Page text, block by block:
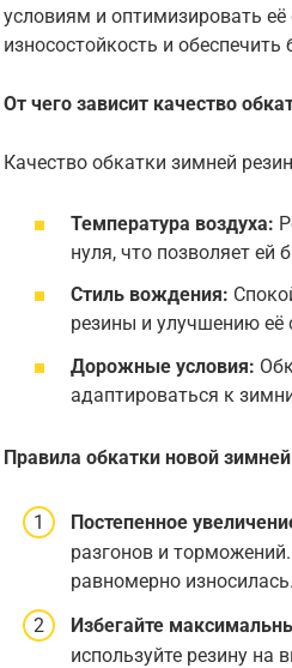
условиям и оптимизировать
износостойкость и
От чего зависит качество
Качество обкатки зимней
Температура воздуха:
нуля, что позволяет ей
Стиль вождения:
резины и улучшению её
Дорожные условия:
адаптироваться к
Правила обкатки новой
Постепенное
разгонов и
равномерно износилась.
Избегайте
используйте резину на